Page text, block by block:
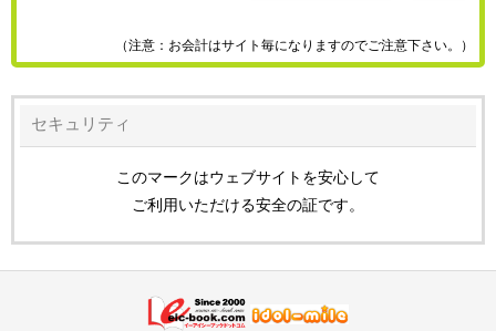
（注意：お会計はサイト毎になりますのでご注意下さい。）
セキュリティ
このマークはウェブサイトを安心して
ご利用いただける安全の証です。